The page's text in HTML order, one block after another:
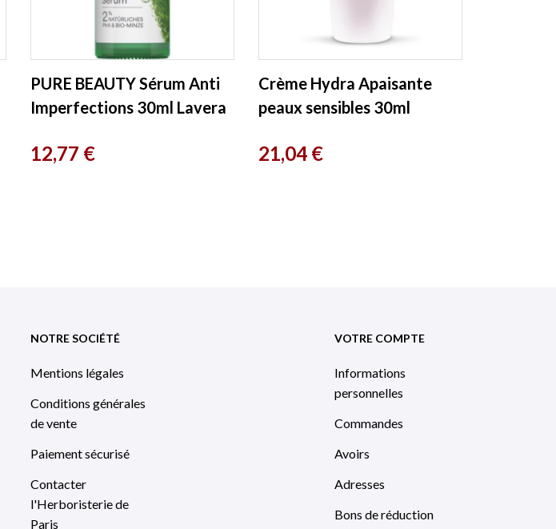
PURE BEAUTY Sérum Anti
Imperfections 30ml Lavera
Prix
12,77 €
Crème Hydra Apaisante
peaux sensibles 30ml
Prix
21,04 €
NOTRE SOCIÉTÉ
Mentions légales
Conditions générales
de vente
Paiement sécurisé
Contacter
l'Herboristerie de
Paris
VOTRE COMPTE
Informations
personnelles
Commandes
Avoirs
Adresses
Bons de réduction